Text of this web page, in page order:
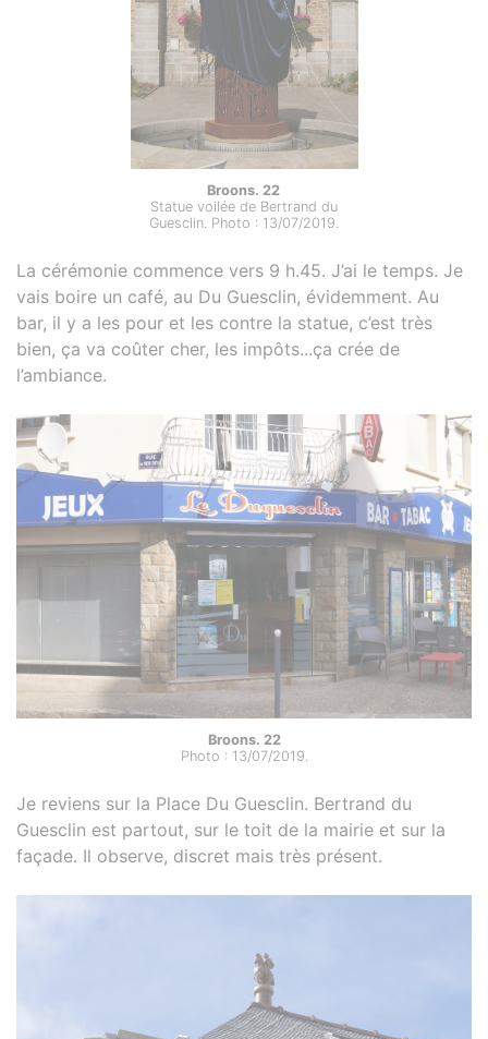
Broons. 22
Statue voilée de Bertrand du
Guesclin. Photo : 13/07/2019.
La cérémonie commence vers 9 h.45. J’ai le temps. Je
vais boire un café, au Du Guesclin, évidemment. Au
bar, il y a les pour et les contre la statue, c’est très
bien, ça va coûter cher, les impôts...ça crée de
l’ambiance.
Broons. 22
Photo : 13/07/2019.
Je reviens sur la Place Du Guesclin. Bertrand du
Guesclin est partout, sur le toit de la mairie et sur la
façade. Il observe, discret mais très présent.